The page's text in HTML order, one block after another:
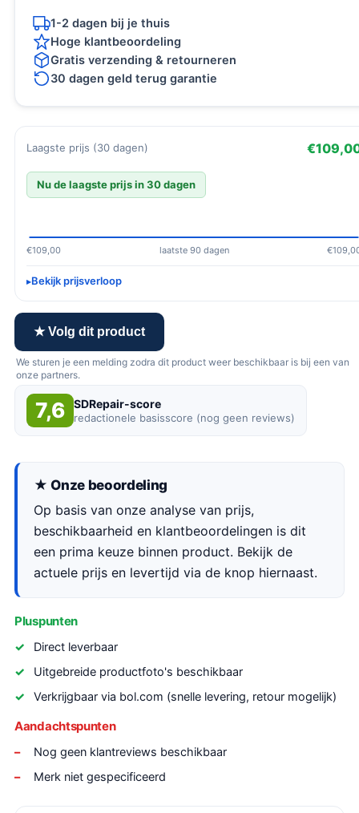
1-2 dagen bij je thuis
Hoge klantbeoordeling
Gratis verzending & retourneren
30 dagen geld terug garantie
Laagste prijs (30 dagen)
Nu de laagste prijs in 30 dagen
€109,00 laatste 90 dagen
Bekijk prijsverloop
★ Volg dit product
We sturen je een melding zodra dit product weer beschikbaar is bij een van
onze partners.
7,6 SDRepair-score
redactionele basisscore (nog geen reviews)
★ Onze beoordeling
Op basis van onze analyse van prijs,
beschikbaarheid en klantbeoordelingen is dit
een prima keuze binnen product. Bekijk de
actuele prijs en levertijd via de knop hiernaast.
Pluspunten
Direct leverbaar
Uitgebreide productfoto's beschikbaar
Verkrijgbaar via bol.com (snelle levering, retour mogelijk)
Aandachtspunten
Nog geen klantreviews beschikbaar
Merk niet gespecificeerd